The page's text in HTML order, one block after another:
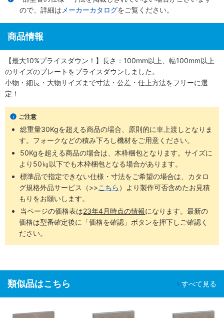
ので、詳細は メーカーカタログをご覧ください。
商品情報
【最大10%プライスダウン！】長さ：100mm以上、幅100mm以上
のサイズのプレートをプライスダウンしました。
小物・細長・大物サイズまで寸法・公差・仕上方法をフリーに選
定！
ご注意
総重量30Kgを超える商品の場合、原則的に車上渡しとなりま
す。フォークなどの積み下ろし機材をご用意ください。
50Kgを超える商品の場合は、木枠梱包となります。サイズに
より50㎏以下でも木枠梱包となる場合があります。
標準品で指定できない仕様・寸法をご希望の場合は、カタロ
グ規格外品サービス（>>こちら ）より製作可否含めたお見積
もりをお願いします。
当ページの価格表は23年4月時点の情報になります。最新の
価格は型番確定後に「価格を確認」ボタンを押下しご確認く
ださい。
類似品はこちら すべて見る